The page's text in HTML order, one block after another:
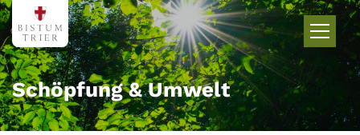
Zum Inhalt springen
Schöpfung & Umwelt